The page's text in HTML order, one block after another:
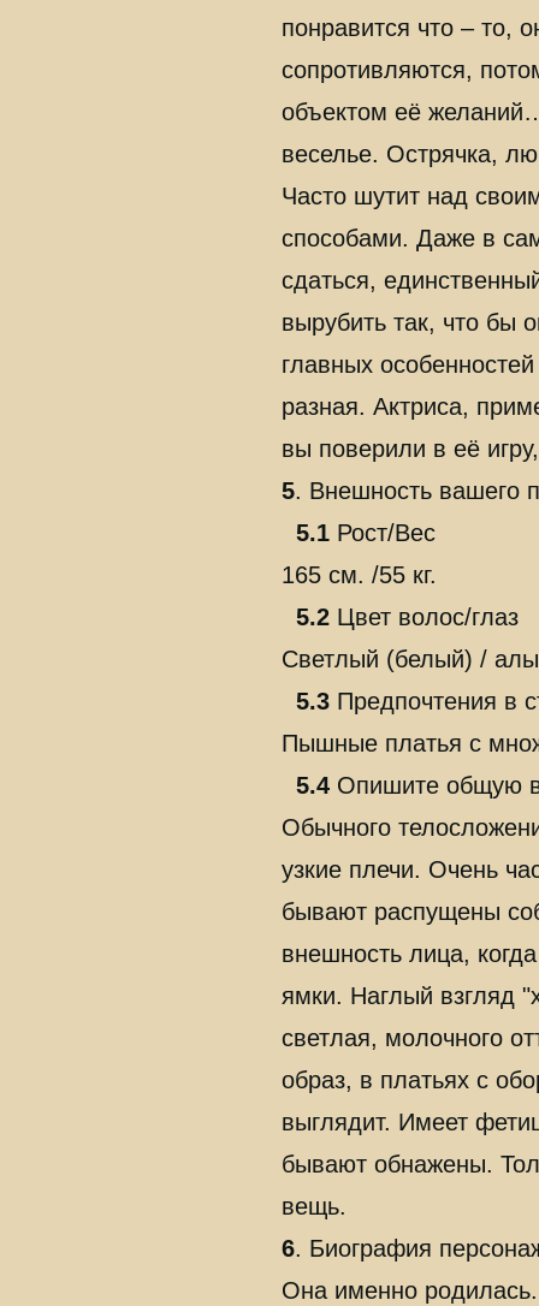
понравится что – то,
сопротивляются,
объектом её
веселье. Острячка,
Часто шутит над
способами. Даже в
сдаться,
вырубить так, что бы
главных
разная. Актриса,
вы поверили в её
5. Внешность вашего
5.1 Рост/Вес
165 см. /55 кг.
5.2 Цвет волос/глаз
Светлый (белый) /
5.3 Предпочтения в
Пышные платья с
5.4 Опишите общую
Обычного
узкие плечи. Очень
бывают распущены
внешность лица,
ямки. Наглый взгляд
светлая, молочного
образ, в платьях с
выглядит. Имеет
бывают обнажены.
вещь.
6. Биография
Она именно